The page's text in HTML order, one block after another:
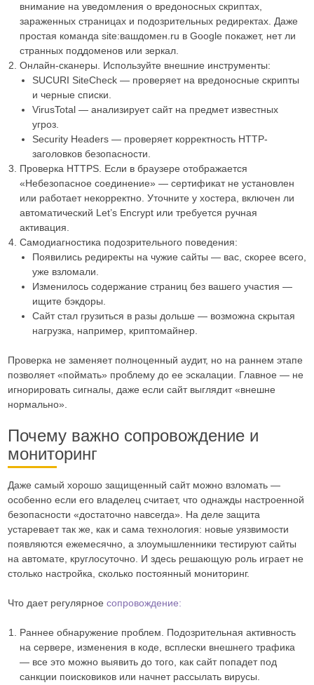
внимание на уведомления о вредоносных скриптах,
зараженных страницах и подозрительных редиректах. Даже
простая команда site:вашдомен.ru в Google покажет, нет ли
странных поддоменов или зеркал.
Онлайн-сканеры. Используйте внешние инструменты:
SUCURI SiteCheck — проверяет на вредоносные скрипты
и черные списки.
VirusTotal — анализирует сайт на предмет известных
угроз.
Security Headers — проверяет корректность HTTP-
заголовков безопасности.
Проверка HTTPS. Если в браузере отображается
«Небезопасное соединение» — сертификат не установлен
или работает некорректно. Уточните у хостера, включен ли
автоматический Let’s Encrypt или требуется ручная
активация.
Самодиагностика подозрительного поведения:
Появились редиректы на чужие сайты — вас, скорее всего,
уже взломали.
Изменилось содержание страниц без вашего участия —
ищите бэкдоры.
Сайт стал грузиться в разы дольше — возможна скрытая
нагрузка, например, криптомайнер.
Проверка не заменяет полноценный аудит, но на раннем этапе
позволяет «поймать» проблему до ее эскалации. Главное — не
игнорировать сигналы, даже если сайт выглядит «внешне
нормально».
Почему важно сопровождение и
мониторинг
Даже самый хорошо защищенный сайт можно взломать —
особенно если его владелец считает, что однажды настроенной
безопасности «достаточно навсегда». На деле защита
устаревает так же, как и сама технология: новые уязвимости
появляются ежемесячно, а злоумышленники тестируют сайты
на автомате, круглосуточно. И здесь решающую роль играет не
столько настройка, сколько постоянный мониторинг.
Что дает регулярное сопровождение:
Раннее обнаружение проблем. Подозрительная активность
на сервере, изменения в коде, всплески внешнего трафика
— все это можно выявить до того, как сайт попадет под
санкции поисковиков или начнет рассылать вирусы.